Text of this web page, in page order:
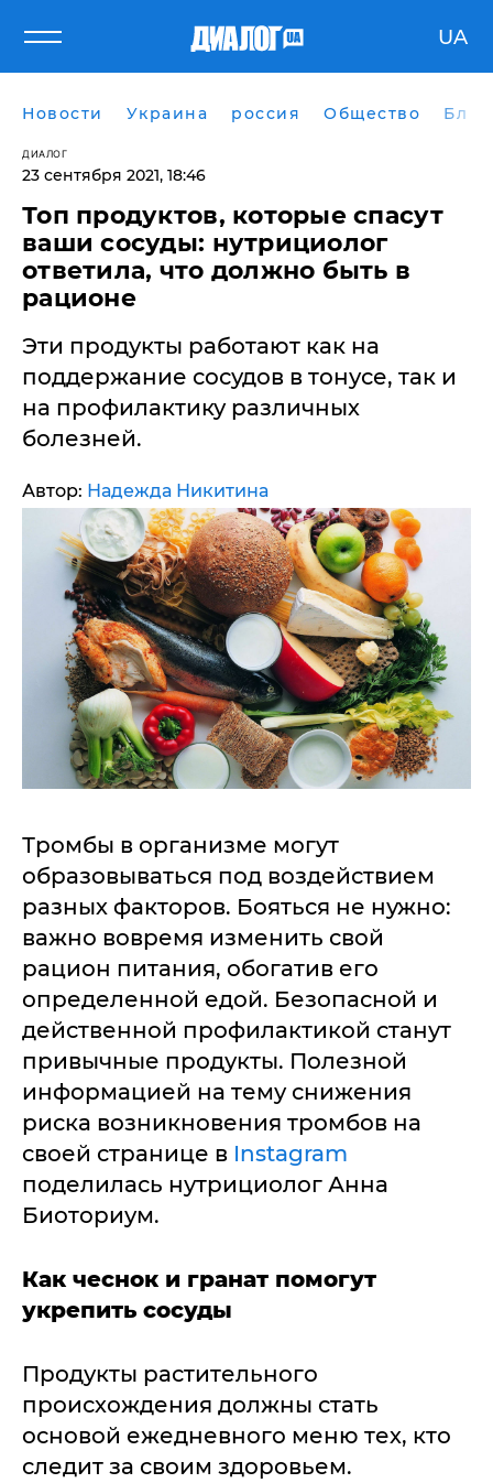
UA
Новости Украина россия Общество
ДИАЛОГ
23 сентября 2021, 18:46
Топ продуктов, которые спасут
ваши сосуды: нутрициолог
ответила, что должно быть в
рационе
Эти продукты работают как на
поддержание сосудов в тонусе, так и
на профилактику различных
болезней.
Автор: Надежда Никитина
Тромбы в организме могут
образовываться под воздействием
разных факторов. Бояться не нужно:
важно вовремя изменить свой
рацион питания, обогатив его
определенной едой. Безопасной и
действенной профилактикой станут
привычные продукты. Полезной
информацией на тему снижения
риска возникновения тромбов на
своей странице в Instagram
поделилась нутрициолог Анна
Биоториум.
Как чеснок и гранат помогут
укрепить сосуды
Продукты растительного
происхождения должны стать
основой ежедневного меню тех, кто
следит за своим здоровьем.